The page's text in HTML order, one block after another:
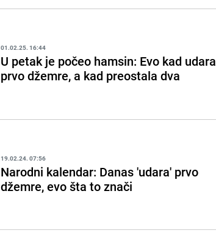
01.02.25. 16:44
U petak je počeo hamsin: Evo kad udara
prvo džemre, a kad preostala dva
19.02.24. 07:56
Narodni kalendar: Danas 'udara' prvo
džemre, evo šta to znači